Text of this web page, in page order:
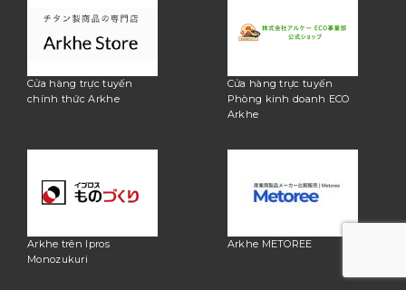
Cửa hàng trực tuyến
chính thức Arkhe
Cửa hàng trực tuyến
Phòng kinh doanh ECO
Arkhe
Arkhe trên Ipros
Monozukuri
Arkhe METOREE